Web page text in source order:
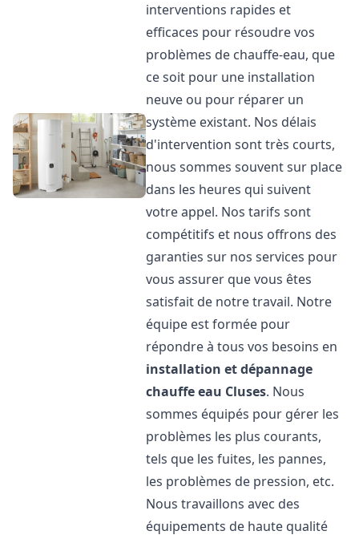
interventions rapides et
efficaces pour résoudre vos
problèmes de chauffe-eau, que
ce soit pour une installation
neuve ou pour réparer un
système existant. Nos délais
d'intervention sont très courts,
nous sommes souvent sur place
dans les heures qui suivent
votre appel. Nos tarifs sont
compétitifs et nous offrons des
garanties sur nos services pour
vous assurer que vous êtes
satisfait de notre travail. Notre
équipe est formée pour
répondre à tous vos besoins en
installation et dépannage
chauffe eau Cluses. Nous
sommes équipés pour gérer les
problèmes les plus courants,
tels que les fuites, les pannes,
les problèmes de pression, etc.
Nous travaillons avec des
équipements de haute qualité